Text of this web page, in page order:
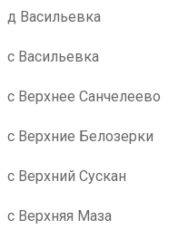
д Васильевка
с Васильевка
с Верхнее Санчелеево
с Верхние Белозерки
с Верхний Сускан
с Верхняя Маза